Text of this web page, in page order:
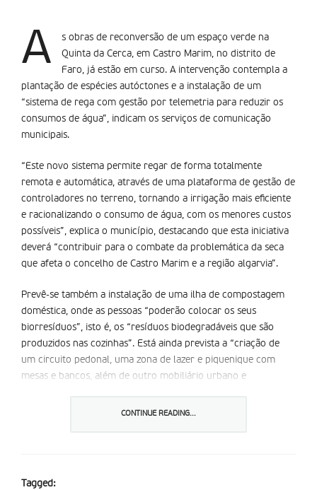
A
s obras de reconversão de um espaço verde na
Quinta da Cerca, em Castro Marim, no distrito de
Faro, já estão em curso. A intervenção contempla a
plantação de espécies autóctones e a instalação de um
“sistema de rega com gestão por telemetria para reduzir os
consumos de água”, indicam os serviços de comunicação
municipais.
“Este novo sistema permite regar de forma totalmente
remota e automática, através de uma plataforma de gestão de
controladores no terreno, tornando a irrigação mais eficiente
e racionalizando o consumo de água, com os menores custos
possíveis”, explica o município, destacando que esta iniciativa
deverá “contribuir para o combate da problemática da seca
que afeta o concelho de Castro Marim e a região algarvia”.
Prevê-se também a instalação de uma ilha de compostagem
doméstica, onde as pessoas “poderão colocar os seus
biorresíduos”, isto é, os “resíduos biodegradáveis que são
produzidos nas cozinhas”. Está ainda prevista a “criação de
um circuito pedonal, uma zona de lazer e piquenique com
mesas e bancos, além de outro mobiliário urbano e
obras iniciaram no final de janeiro, foi submetida uma
CONTINUE READING...
Tagged: